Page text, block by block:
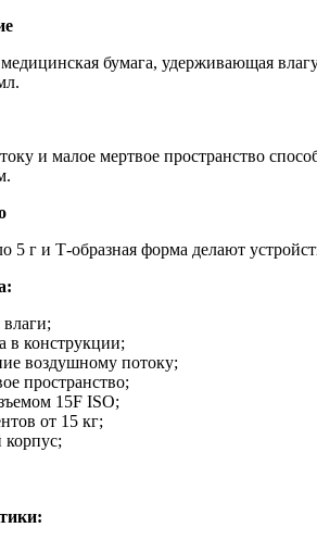
бумага, удерживающая
и малое мертвое пространство
5 г и Т-образная форма делают
в конструкции;
воздушному потоку;
пространство;
15F ISO;
от 15 кг;